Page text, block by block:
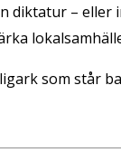
diktatur –
som står